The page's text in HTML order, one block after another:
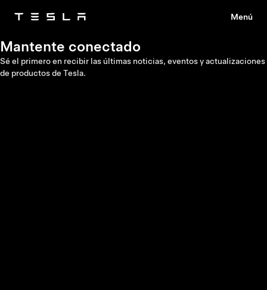
Tesla Menú
Mantente conectado
Sé el primero en recibir las últimas noticias, eventos y actualizaciones
de productos de Tesla.